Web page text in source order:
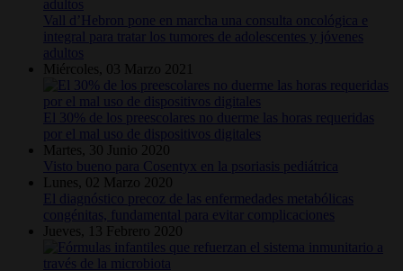
Vall d’Hebron pone en marcha una consulta oncológica e
integral para tratar los tumores de adolescentes y jóvenes
adultos
Miércoles, 03 Marzo 2021
El 30% de los preescolares no duerme las horas requeridas
por el mal uso de dispositivos digitales
Martes, 30 Junio 2020
Visto bueno para Cosentyx en la psoriasis pediátrica
Lunes, 02 Marzo 2020
El diagnóstico precoz de las enfermedades metabólicas
congénitas, fundamental para evitar complicaciones
Jueves, 13 Febrero 2020